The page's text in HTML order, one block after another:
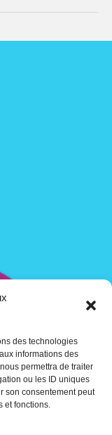
des technologies
informations des
permettra de traiter
ou les ID uniques
son consentement peut
et fonctions.